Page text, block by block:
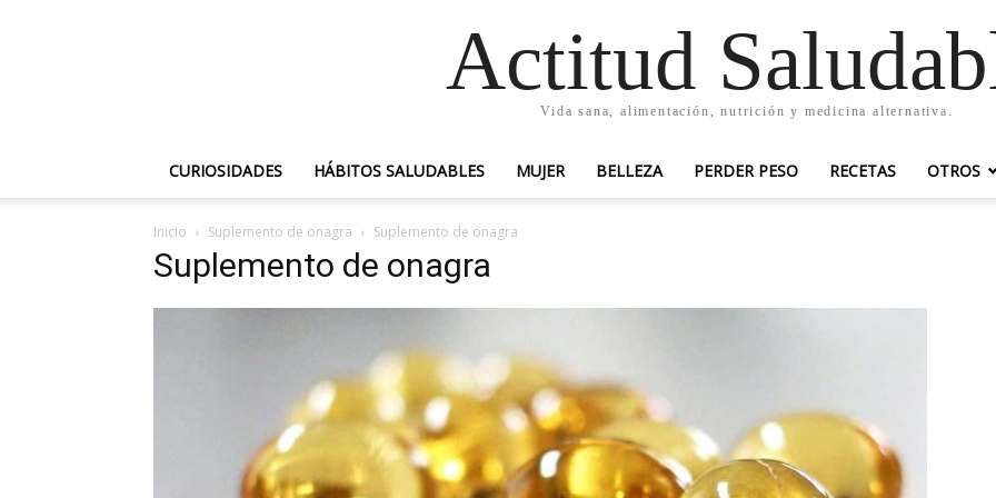
Actitud
Vida sana, alimentación, nutrición y medicina alternativa.
CURIOSIDADES HÁBITOS SALUDABLES MUJER BELLEZA PERDER PESO RECETAS OTROS
Inicio Suplemento de onagra Suplemento de onagra
Suplemento de onagra